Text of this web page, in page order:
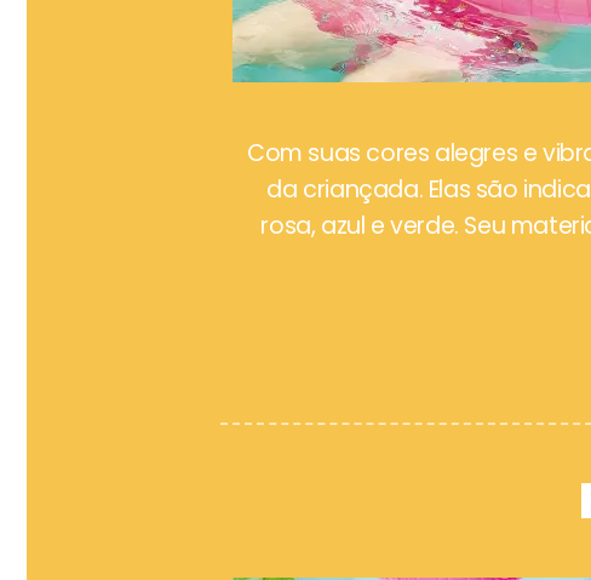
Com suas cores alegres e
da criançada. Elas são
rosa, azul e verde. Seu